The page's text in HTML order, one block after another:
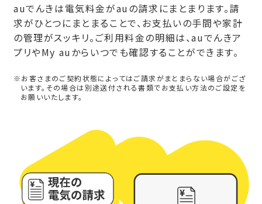
auでんきは電気料金がauの請求にまとまります。請
求がひとつにまとまることで、お支払いの手間や家計
の管理がスッキリ。ご利用料金の明細は、auでんきア
プリやMy auからいつでも確認することができます。
※お客さまのご契約状態によってはご請求がまとまらない場合がござ
います。その場合は別途送付される書類でお支払い方法のご設定を
お願いいたします。